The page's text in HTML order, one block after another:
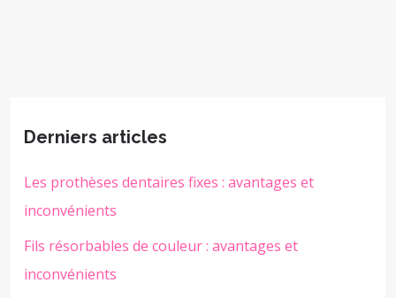
Derniers articles
Les prothèses dentaires fixes : avantages et
inconvénients
Fils résorbables de couleur : avantages et
inconvénients